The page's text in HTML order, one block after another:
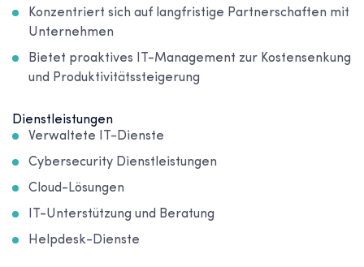
Konzentriert sich auf langfristige Partnerschaften mit
Unternehmen
Bietet proaktives IT-Management zur Kostensenkung
und Produktivitätssteigerung
Dienstleistungen
Verwaltete IT-Dienste
Cybersecurity Dienstleistungen
Cloud-Lösungen
IT-Unterstützung und Beratung
Helpdesk-Dienste